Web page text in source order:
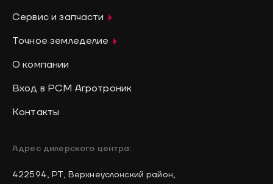
Сервис и запчасти
Точное земледелие
О компании
Вход в РСМ Агротроник
Контакты
Адрес дилерского центра:
422594, РТ, Верхнеуслонский район,